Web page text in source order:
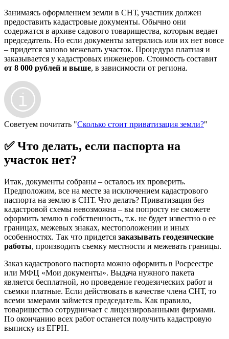
Занимаясь оформлением земли в СНТ, участник должен
предоставить кадастровые документы. Обычно они
содержатся в архиве садового товарищества, которым ведает
председатель. Но если документы затерялись или их нет вовсе
– придется заново межевать участок. Процедура платная и
заказывается у кадастровых инженеров. Стоимость составит
от 8 000 рублей и выше, в зависимости от региона.
Советуем почитать "Сколько стоит приватизация земли?"
✅ Что делать, если паспорта на
участок нет?
Итак, документы собраны – осталось их проверить.
Предположим, все на месте за исключением кадастрового
паспорта на землю в СНТ. Что делать? Приватизация без
кадастровой схемы невозможна – вы попросту не сможете
оформить землю в собственность, т.к. не будет известно о ее
границах, межевых знаках, местоположении и иных
особенностях. Так что придется заказывать геодезические
работы, производить съемку местности и межевать границы.
Заказ кадастрового паспорта можно оформить в Росреестре
или МФЦ «Мои документы». Выдача нужного пакета
является бесплатной, но проведение геодезических работ и
съемки платные. Если действовать в качестве члена СНТ, то
всеми замерами займется председатель. Как правило,
товарищество сотрудничает с лицензированными фирмами.
По окончанию всех работ останется получить кадастровую
выписку из ЕГРН.